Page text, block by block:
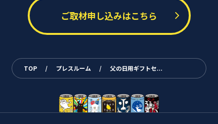
ご取材申し込みはこちら
TOP / プレスルーム / 父の日用ギフトセ...